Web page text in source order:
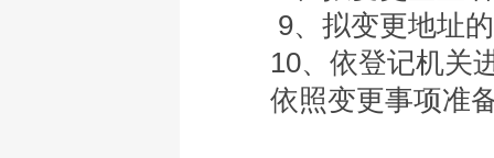
9、拟变更地址的
10、依登记机关
依照变更事项准